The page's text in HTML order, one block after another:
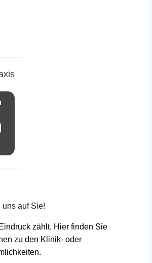
uns auf Sie!
zählt. Hier finden Sie
zu den Klinik- oder